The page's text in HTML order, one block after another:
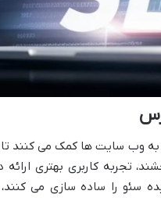
به وب سایت ها کمک می کنند
تجربه کاربری بهتری
سئو را ساده سازی می